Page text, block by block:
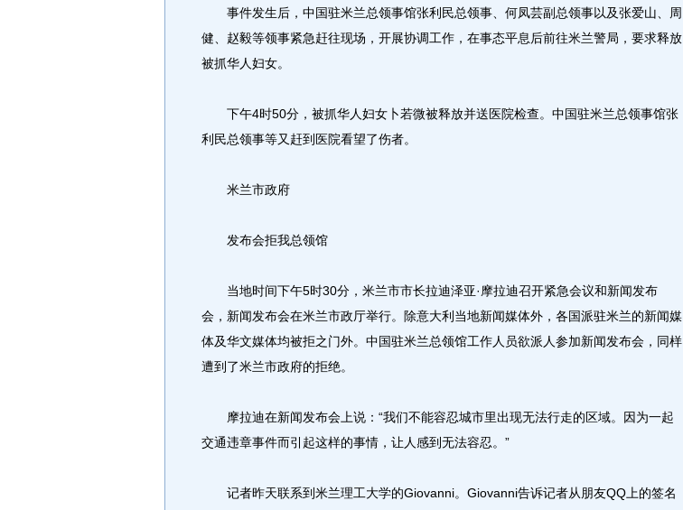
事件发生后，中国驻米兰总领事馆张利民总领事、何凤芸副总领事以及张爱山、周
健、赵毅等领事紧急赶往现场，开展协调工作，在事态平息后前往米兰警局，要求释放
被抓华人妇女。
下午4时50分，被抓华人妇女卜若微被释放并送医院检查。中国驻米兰总领事馆张
利民总领事等又赶到医院看望了伤者。
米兰市政府
发布会拒我总领馆
当地时间下午5时30分，米兰市市长拉迪泽亚·摩拉迪召开紧急会议和新闻发布
会，新闻发布会在米兰市政厅举行。除意大利当地新闻媒体外，各国派驻米兰的新闻媒
体及华文媒体均被拒之门外。中国驻米兰总领馆工作人员欲派人参加新闻发布会，同样
遭到了米兰市政府的拒绝。
摩拉迪在新闻发布会上说：“我们不能容忍城市里出现无法行走的区域。因为一起
交通违章事件而引起这样的事情，让人感到无法容忍。”
记者昨天联系到米兰理工大学的Giovanni。Giovanni告诉记者从朋友QQ上的签名